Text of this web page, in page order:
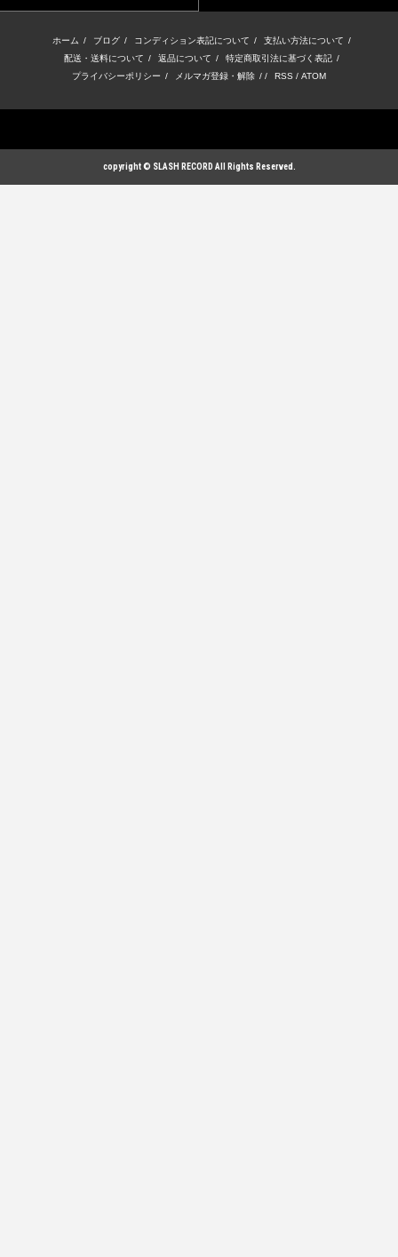
ホーム / ブログ / コンディション表記について / 支払い方法について /
配送・送料について / 返品について / 特定商取引法に基づく表記 /
プライバシーポリシー / メルマガ登録・解除 / / RSS / ATOM
copyright © SLASH RECORD All Rights Reserved.